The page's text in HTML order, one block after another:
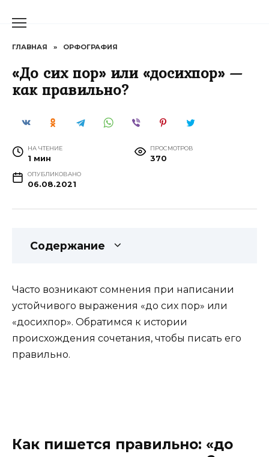
ГЛАВНАЯ » ОРФОГРАФИЯ
«До сих пор» или «досихпор» —
как правильно?
НА ЧТЕНИЕ
1 мин
ПРОСМОТРОВ
370
ОПУБЛИКОВАНО
06.08.2021
Содержание
Часто возникают сомнения при написании
устойчивого выражения «до сих пор» или
«досихпор». Обратимся к истории
происхождения сочетания, чтобы писать его
правильно.
Как пишется правильно: «до